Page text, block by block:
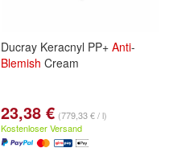
Ducray Keracnyl PP+ Anti-
Blemish Cream
23,38 € (779,33 € / l)
Kostenloser Versand